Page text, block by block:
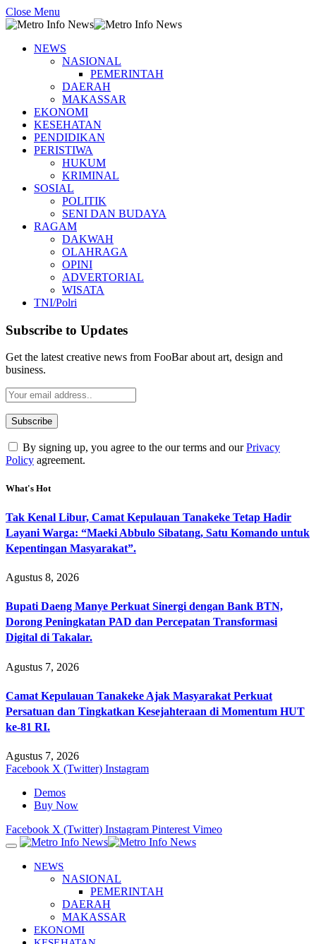
Close Menu
NEWS
NASIONAL
PEMERINTAH
DAERAH
MAKASSAR
EKONOMI
KESEHATAN
PENDIDIKAN
PERISTIWA
HUKUM
KRIMINAL
SOSIAL
POLITIK
SENI DAN BUDAYA
RAGAM
DAKWAH
OLAHRAGA
OPINI
ADVERTORIAL
WISATA
TNI/Polri
Subscribe to Updates
Get the latest creative news from FooBar about art, design and
business.
By signing up, you agree to the our terms and ourPrivacy
Policy agreement.
What's Hot
Tak Kenal Libur, Camat Kepulauan Tanakeke Tetap Hadir
Layani Warga: “Maeki Abbulo Sibatang, Satu Komando untuk
Kepentingan Masyarakat”.
Agustus 8, 2026
Bupati Daeng Manye Perkuat Sinergi dengan Bank BTN,
Dorong Peningkatan PAD dan Percepatan Transformasi
Digital di Takalar.
Agustus 7, 2026
Camat Kepulauan Tanakeke Ajak Masyarakat Perkuat
Persatuan dan Tingkatkan Kesejahteraan di Momentum HUT
ke-81 RI.
Agustus 7, 2026
Facebook X (Twitter) Instagram
Demos
Buy Now
Facebook X (Twitter) Instagram Pinterest Vimeo
NEWS
NASIONAL
PEMERINTAH
DAERAH
MAKASSAR
EKONOMI